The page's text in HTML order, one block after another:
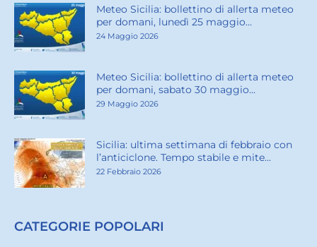
Meteo Sicilia: bollettino di allerta meteo
per domani, lunedì 25 maggio...
24 Maggio 2026
Meteo Sicilia: bollettino di allerta meteo
per domani, sabato 30 maggio...
29 Maggio 2026
Sicilia: ultima settimana di febbraio con
l’anticiclone. Tempo stabile e mite...
22 Febbraio 2026
CATEGORIE POPOLARI